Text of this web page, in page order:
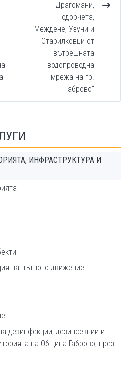
Драгомани,
Тодорчета,
Междене, Узуни и
Старилковци от
вътрешната
водопроводна
мрежа на гр.
Габрово“
ИНФРАСТРУКТУРА И
на пътното движение
дезинфекции, дезинсекции и
на Община Габрово, през